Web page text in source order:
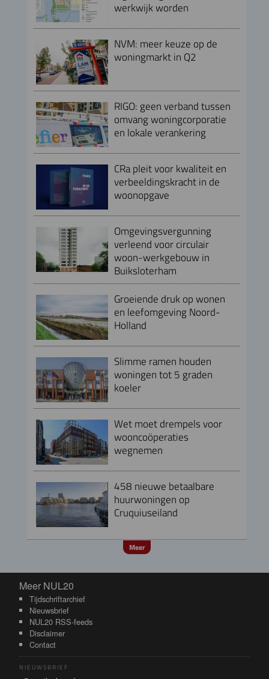
werkwijk worden
NVM: meer keuze op de
woningmarkt in Q2
RIGO: geen verband tussen
omvang woningcorporatie
en lokale verankering
CRa pleit voor kwaliteit en
verbeeldingskracht in de
woonopgave
Omgevingsvergunning
verleend voor circulair
woon-werkgebouw in
Buiksloterham
Groeiende druk op wonen
en leefomgeving Noord-
Holland
Slimme ramen houden
woningen tot 5 graden
koeler
Wet moet drempels voor
wooncoöperaties
wegnemen
458 nieuwe betaalbare
huurwoningen op
Cruquiuseiland
Meer
Meer NUL20
Meer NUL20
Tijdschriftarchief
Nieuwsbrief
NUL20 RSS-feeds
Disclaimer
Contact
NIEUWSBRIEF